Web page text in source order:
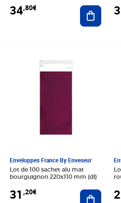
34,80€ Ajouter
Enveloppes France By Enveseur
Lot de 100 sachet alu mat
bourguignon 220x110 mm (dl)
31 ,20€ Ajouter